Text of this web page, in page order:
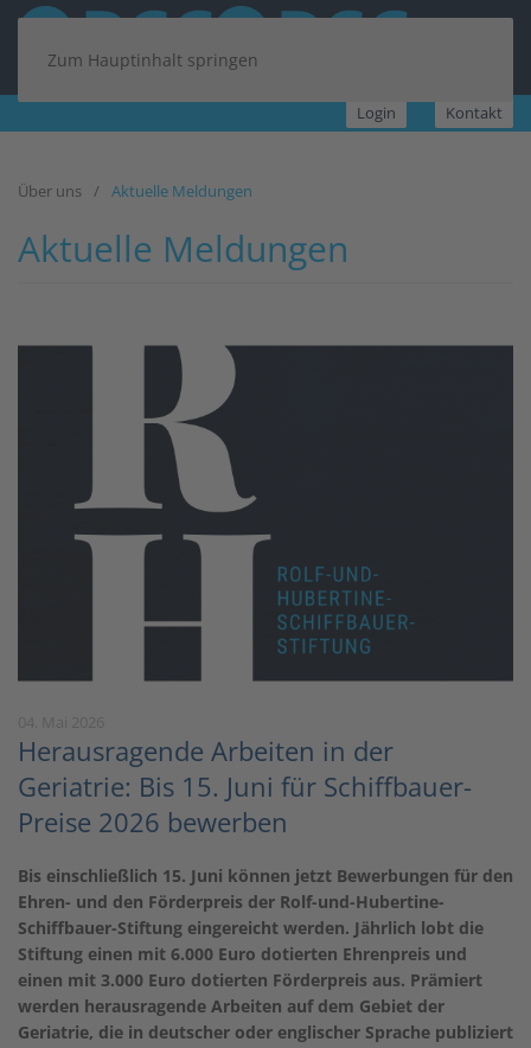
Zum Hauptinhalt springen
Login Kontakt
Über uns Aktuelle Meldungen
Aktuelle Meldungen
Herausragende Arbeiten in der
Geriatrie: Bis 15. Juni für Schiffbauer-
Preise 2026 bewerben
Bis einschließlich 15. Juni können jetzt Bewerbungen für den
Ehren- und den Förderpreis der Rolf-und-Hubertine-
Schiffbauer-Stiftung eingereicht werden. Jährlich lobt die
Stiftung einen mit 6.000 Euro dotierten Ehrenpreis und
einen mit 3.000 Euro dotierten Förderpreis aus. Prämiert
werden herausragende Arbeiten auf dem Gebiet der
Geriatrie, die in deutscher oder englischer Sprache publiziert